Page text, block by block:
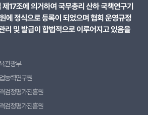
17조에 의거하여 국무총리 산하 국책연구기
에 정식으로 등록이 되었으며 협회 운영규정
리 및 발급이 합법적으로 이루어지고 있음을
관광부
능력연구원
검정평가진흥원
검정평가진흥원